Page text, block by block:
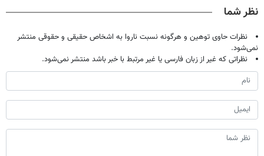
نظر شما
نظرات حاوی توهین و هرگونه نسبت ناروا به اشخاص حقیقی و حقوقی منتشر
نمی‌شود.
نظراتی که غیر از زبان فارسی یا غیر مرتبط با خبر باشد منتشر نمی‌شود.